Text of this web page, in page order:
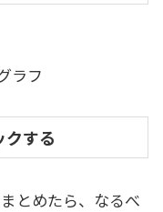
ラフ
する
とめたら、なるべ